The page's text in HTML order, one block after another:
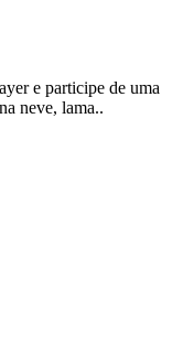
e participe de uma
neve, lama..